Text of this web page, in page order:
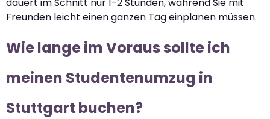
Freunden leicht einen ganzen Tag einplanen müssen.
Wie lange im Voraus sollte ich
meinen Studentenumzug in
Stuttgart buchen?